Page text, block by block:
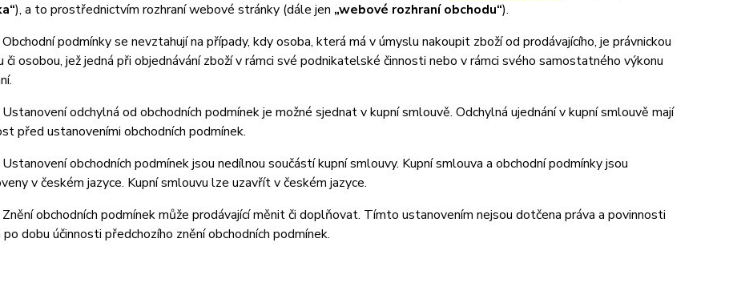
), a to prostřednictvím rozhraní webové stránky (dále jen „webové rozhraní obchodu“).
podmínky se nevztahují na případy, kdy osoba, která má v úmyslu nakoupit zboží od prodávajícího, je právnickou
či osobou, jež jedná při objednávání zboží v rámci své podnikatelské činnosti nebo v rámci svého samostatného výkonu
odchylná od obchodních podmínek je možné sjednat v kupní smlouvě. Odchylná ujednání v kupní smlouvě mají
před ustanoveními obchodních podmínek.
obchodních podmínek jsou nedílnou součástí kupní smlouvy. Kupní smlouva a obchodní podmínky jsou
v českém jazyce. Kupní smlouvu lze uzavřít v českém jazyce.
obchodních podmínek může prodávající měnit či doplňovat. Tímto ustanovením nejsou dotčena práva a povinnosti
dobu účinnosti předchozího znění obchodních podmínek.